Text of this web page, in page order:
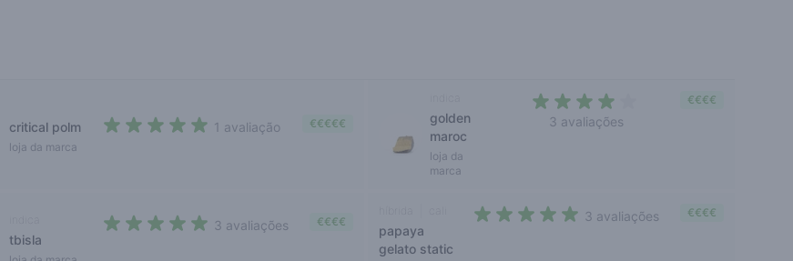
critical polm
loja da marca
1 avaliação €€€€€
golden
maroc
loja da
marca
3 avaliações
€€€€
tbisla
3 avaliações €€€€
papaya
gelato static
3 avaliações €€€€